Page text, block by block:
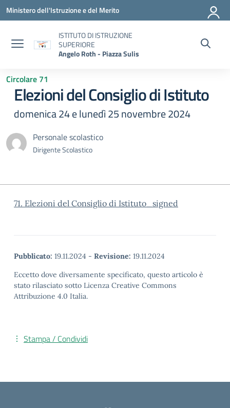
Vai ai contenuti
Vai al menu di navigazione
Vai al footer
Ministero dell'Istruzione e del Merito
ISTITUTO DI ISTRUZIONE
SUPERIORE
Angelo Roth - Piazza Sulis
Circolare 71
Elezioni del Consiglio di Istituto
domenica 24 e lunedì 25 novembre 2024
Personale scolastico
Dirigente Scolastico
71. Elezioni del Consiglio di Istituto_signed
Pubblicato: 19.11.2024 - Revisione: 19.11.2024
Eccetto dove diversamente specificato, questo articolo è
stato rilasciato sotto Licenza Creative Commons
Attribuzione 4.0 Italia.
Stampa / Condividi